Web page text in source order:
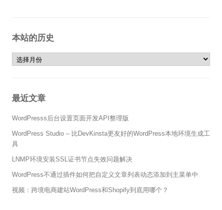
本站的历史
本站的历史
最近文章
WordPresss后台设置页面开发API整理版
WordPress Studio – 比DevKinsta更友好的WordPress本地环境生成工
具
LNMP环境安装SSL证书节点失效问题解决
WordPress不通过插件如何把自定义文章列表动态添加到主菜单中
视频：跨境电商建站WordPress和Shopify到底用哪个？